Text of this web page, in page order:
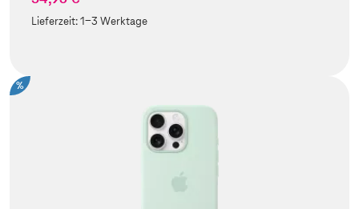
Lieferzeit:1-3 Werktage
%